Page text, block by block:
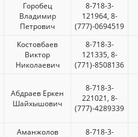
Горобец
Владимир
Петрович
8-718-3-
121964, 8-
(777)-0694519
Костовбаев
Виктор
Николаевич
8-718-3-
121335, 8-
(771)-8508136
Абдраев Еркен
Шайхышович
8-718-3-
221021, 8-
(777)-4289339
Аманжолов
8-718-3-